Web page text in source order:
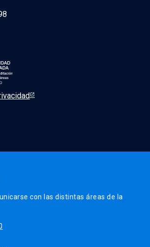
con las distintas áreas de la